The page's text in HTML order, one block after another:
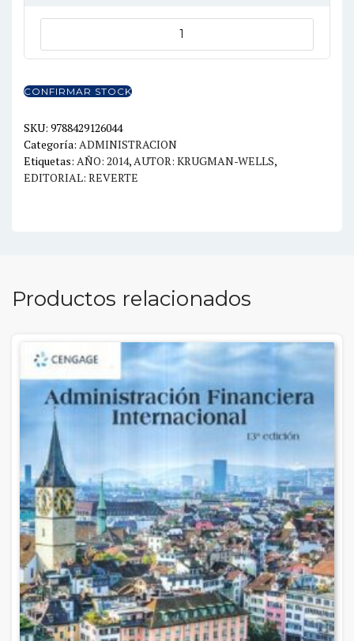
3ED.
CONFIRMAR STOCK
SKU: 9788429126044
Categoría: ADMINISTRACION
Etiquetas: AÑO: 2014,AUTOR: KRUGMAN-WELLS,
EDITORIAL: REVERTE
Productos relacionados